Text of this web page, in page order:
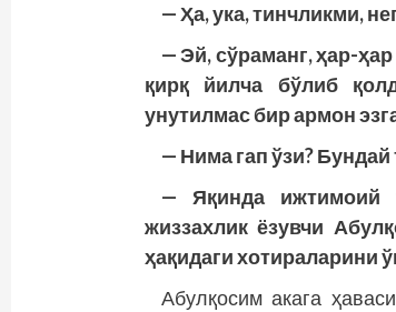
— Ҳа, ука, тинчликми,
— Эй, сўраманг, ҳар-
қирқ йилча бўлиб
унутилмас бир армон
— Нима гап ўзи?
— Яқинда ижтимоий
жиззахлик ёзувчи
ҳақидаги хотираларини
Абулқосим акага